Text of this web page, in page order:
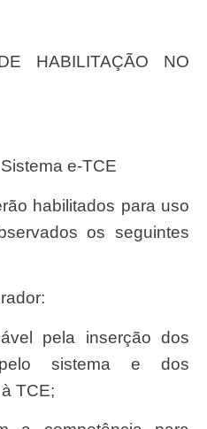
e-TCE
os seguintes
sistema e dos
TCE;